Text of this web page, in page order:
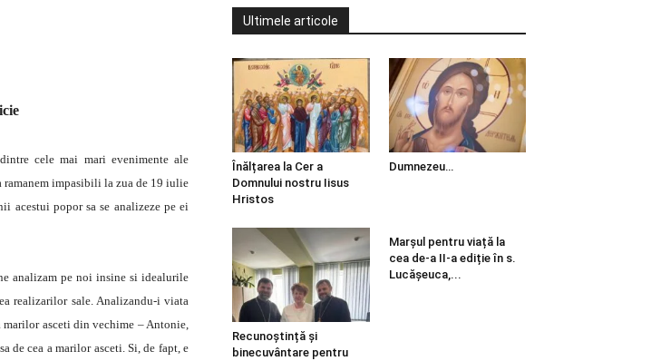
cele mai mari evenimente ale
impasibili la zua de 19 iulie
acestui popor sa se analizeze pe ei
analizam pe noi insine si idealurile
realizarilor sale. Analizandu-i viata
asceti din vechime – Antonie,
de cea a marilor asceti. Si, de fapt, e
Ultimele articole
Înălțarea la Cer a
Domnului nostru Iisus
Hristos
Dumnezeu…
Recunoștință și
binecuvântare pentru
Marșul pentru viață la
cea de-a II-a ediție în s.
Lucășeuca,...